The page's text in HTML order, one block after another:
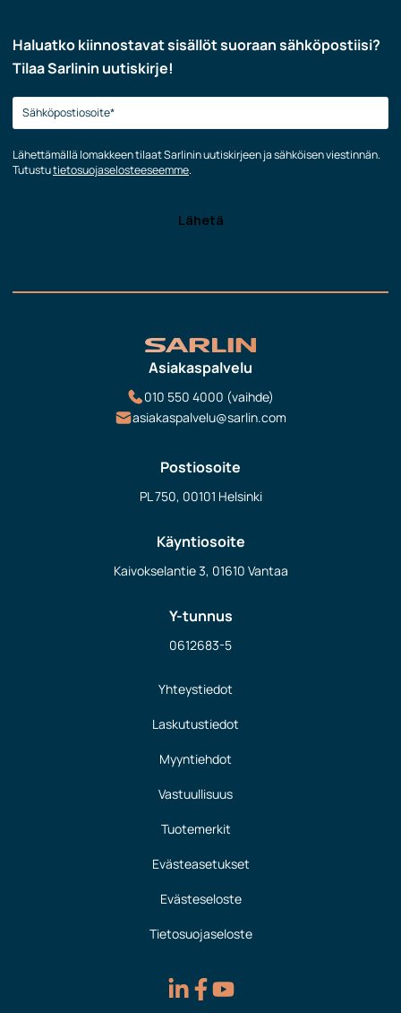
Haluatko kiinnostavat sisällöt suoraan sähköpostiisi?
Tilaa Sarlinin uutiskirje!
Lähettämällä lomakkeen tilaat Sarlinin uutiskirjeen ja sähköisen viestinnän.
Tutustutietosuojaselosteeseemme.
Asiakaspalvelu
010 550 4000 (vaihde)
asiakaspalvelu@sarlin.com
Postiosoite
PL 750, 00101 Helsinki
Käyntiosoite
Kaivokselantie 3, 01610 Vantaa
Y-tunnus
0612683-5
Yhteystiedot
Laskutustiedot
Myyntiehdot
Vastuullisuus
Tuotemerkit
Evästeasetukset
Evästeseloste
Tietosuojaseloste